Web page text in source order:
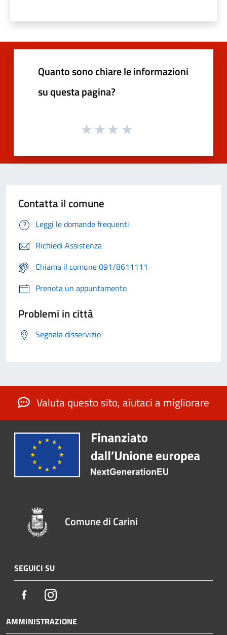
Quanto sono chiare le informazioni
su questa pagina?
Contatta il comune
Leggi le domande frequenti
Richiedi Assistenza
Chiama il comune 091/8611111
Prenota un appuntamento
Problemi in città
Segnala disservizio
Valuta questo sito, aiutaci a migliorare
Comune di Carini
SEGUICI SU
FacebookInstagram
AMMINISTRAZIONE